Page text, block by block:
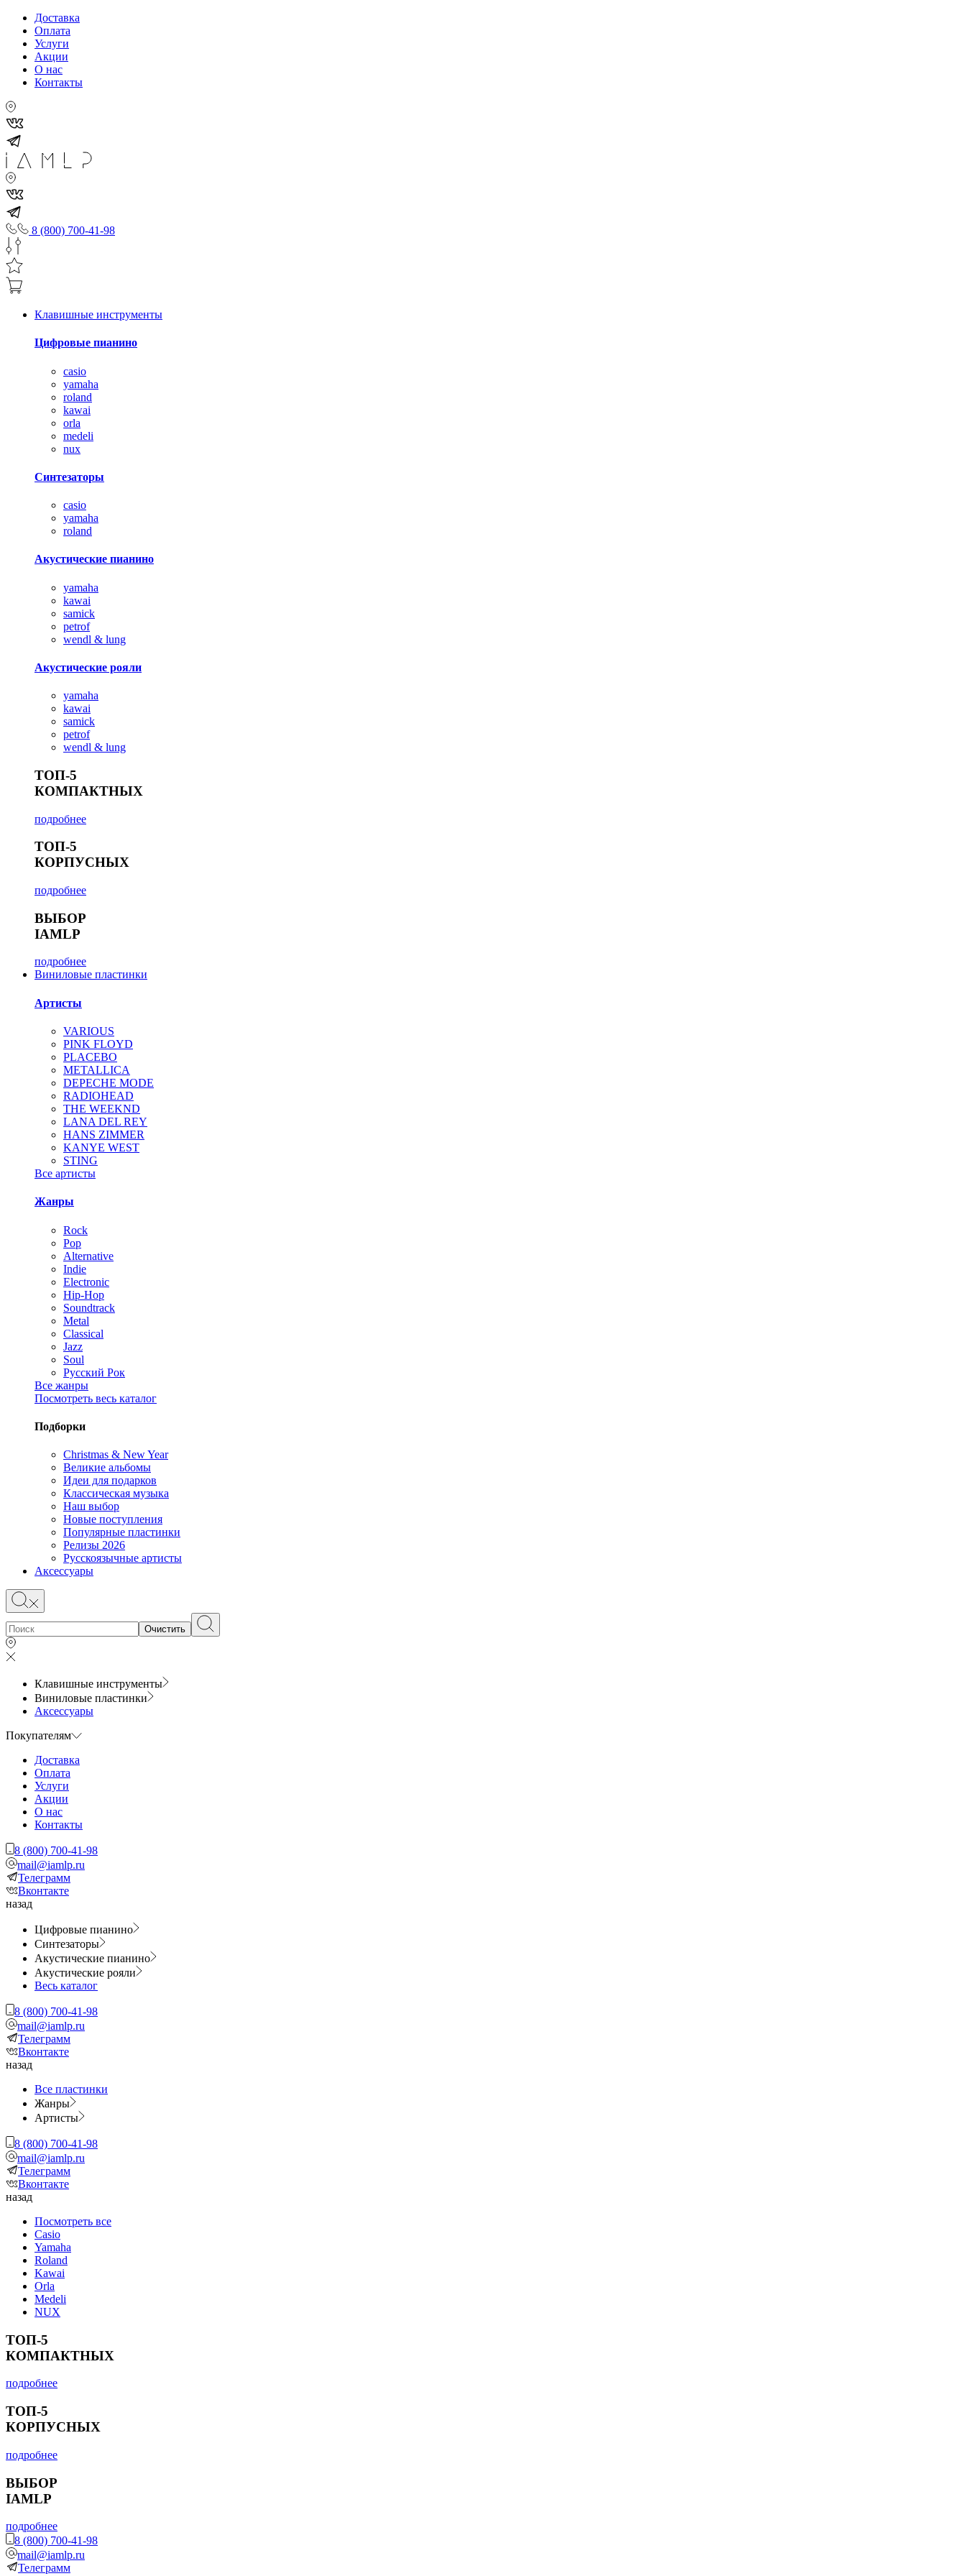
Доставка
Оплата
Услуги
Акции
О нас
Контакты
8 (800) 700-41-98
Клавишные инструменты
Цифровые пианино
casio
yamaha
roland
kawai
orla
medeli
nux
Синтезаторы
casio
yamaha
roland
Акустические пианино
yamaha
kawai
samick
petrof
wendl & lung
Акустические рояли
yamaha
kawai
samick
petrof
wendl & lung
ТОП-5
КОМПАКТНЫХ
подробнее
ТОП-5
КОРПУСНЫХ
подробнее
ВЫБОР
IAMLP
подробнее
Виниловые пластинки
Артисты
VARIOUS
PINK FLOYD
PLACEBO
METALLICA
DEPECHE MODE
RADIOHEAD
THE WEEKND
LANA DEL REY
HANS ZIMMER
KANYE WEST
STING
Все артисты
Жанры
Rock
Pop
Alternative
Indie
Electronic
Hip-Hop
Soundtrack
Metal
Classical
Jazz
Soul
Русский Рок
Все жанры
Посмотреть весь каталог
Подборки
Christmas & New Year
Великие альбомы
Идеи для подарков
Классическая музыка
Наш выбор
Новые поступления
Популярные пластинки
Релизы 2026
Русскоязычные артисты
Аксессуары
Очистить
Клавишные инструменты
Виниловые пластинки
Аксессуары
Покупателям
Доставка
Оплата
Услуги
Акции
О нас
Контакты
8 (800) 700-41-98
mail@iamlp.ru
Телеграмм
Вконтакте
назад
Цифровые пианино
Синтезаторы
Акустические пианино
Акустические рояли
Весь каталог
8 (800) 700-41-98
mail@iamlp.ru
Телеграмм
Вконтакте
назад
Все пластинки
Жанры
Артисты
8 (800) 700-41-98
mail@iamlp.ru
Телеграмм
Вконтакте
назад
Посмотреть все
Casio
Yamaha
Roland
Kawai
Orla
Medeli
NUX
ТОП-5
КОМПАКТНЫХ
подробнее
ТОП-5
КОРПУСНЫХ
подробнее
ВЫБОР
IAMLP
подробнее
8 (800) 700-41-98
mail@iamlp.ru
Телеграмм